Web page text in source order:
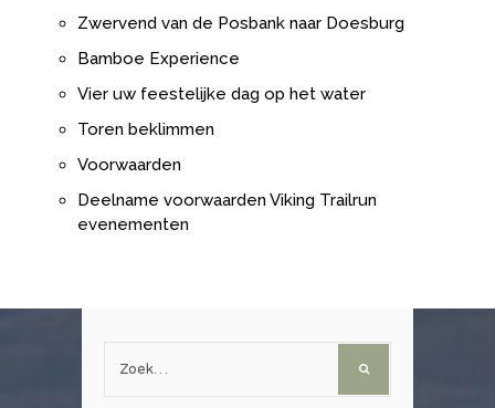
Zwervend van de Posbank naar Doesburg
Bamboe Experience
Vier uw feestelijke dag op het water
Toren beklimmen
Voorwaarden
Deelname voorwaarden Viking Trailrun
evenementen